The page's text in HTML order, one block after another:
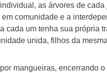
as árvores de
comunidade e a
cada um tenha sua própria
unida, filhos da
mangueiras, encerrando o